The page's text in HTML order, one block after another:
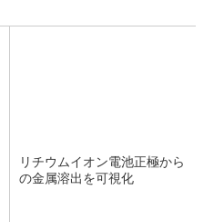
リチウムイオン電池正極から
の金属溶出を可視化